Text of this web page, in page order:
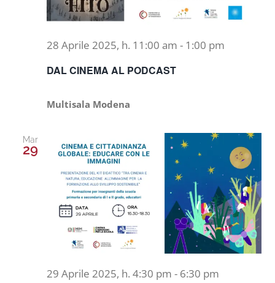
DAL CINEMA AL PODCAST
28 Aprile 2025, h. 11:00 am - 1:00 pm
Multisala Modena
Mar
29
29 Aprile 2025, h. 4:30 pm - 6:30 pm